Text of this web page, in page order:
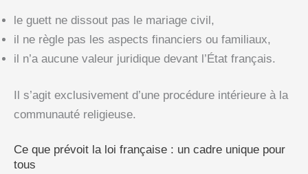
le guett ne dissout pas le mariage civil,
il ne règle pas les aspects financiers ou familiaux,
il n’a aucune valeur juridique devant l’État français.
Il s’agit exclusivement d’une procédure intérieure à la
communauté religieuse.
Ce que prévoit la loi française : un cadre unique pour
tous